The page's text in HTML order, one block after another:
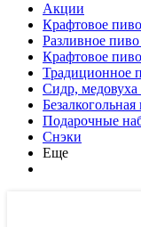
Акции
Крафтовое
Разливное пиво
Крафтовое
Традиционное
Сидр, медовуха
Подарочные
Снэки
Еще